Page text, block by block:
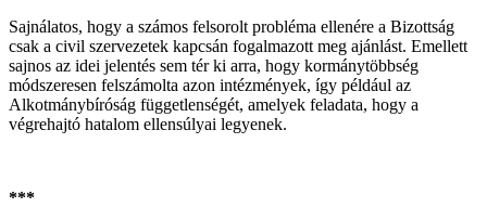
Sajnálatos, hogy a számos felsorolt probléma ellenére a Bizottság
csak a civil szervezetek kapcsán fogalmazott meg ajánlást. Emellett
sajnos az idei jelentés sem tér ki arra, hogy kormánytöbbség
módszeresen felszámolta azon intézmények, így például az
Alkotmánybíróság függetlenségét, amelyek feladata, hogy a
végrehajtó hatalom ellensúlyai legyenek.
***